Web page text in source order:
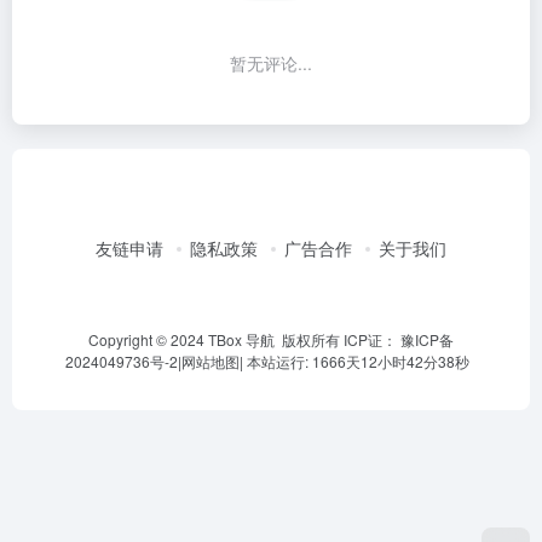
暂无评论...
友链申请 隐私政策 广告合作 关于我们
Copyright © 2024 TBox 导航 版权所有 ICP证： 豫ICP备
2024049736号-2|网站地图| 本站运行: 1666天12小时42分38秒